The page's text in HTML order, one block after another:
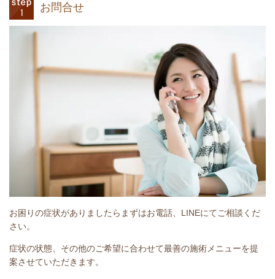
お問合せ
お困りの症状がありましたらまずはお電話、LINEにてご相談くだ
さい。
症状の状態、その他のご希望に合わせて最善の施術メニューを提
案させていただきます。